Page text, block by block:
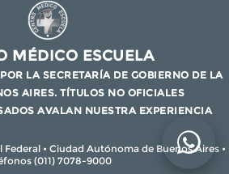
MÉDICO ESCUELA
LA SECRETARÍA DE GOBIERNO DE LA
AIRES. TÍTULOS NO OFICIALES
AVALAN NUESTRA EXPERIENCIA
• Ciudad Autónoma de Buenos Aires •
(011) 7078-9000